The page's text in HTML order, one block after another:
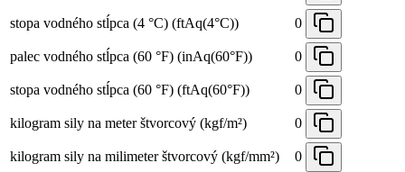
stopa vodného stĺpca (4 °C) (ftAq(4°C)) 0
palec vodného stĺpca (60 °F) (inAq(60°F)) 0
stopa vodného stĺpca (60 °F) (ftAq(60°F)) 0
kilogram sily na meter štvorcový (kgf/m²) 0
kilogram sily na milimeter štvorcový (kgf/mm²) 0